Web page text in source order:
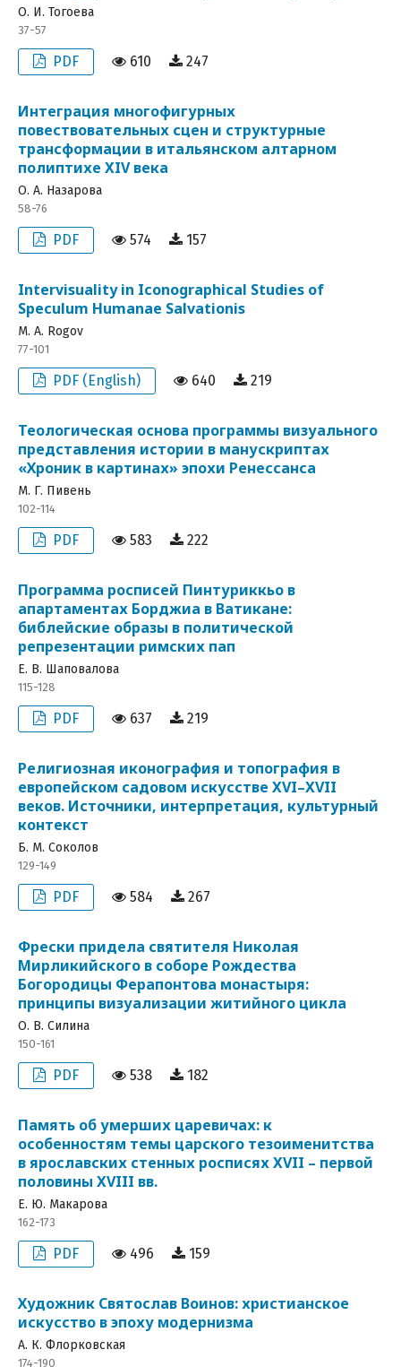
О. И. Тогоева
37-57
PDF 610 247
Интеграция многофигурных
повествовательных сцен и структурные
трансформации в итальянском алтарном
полиптихе XIV века
О. А. Назарова
58-76
PDF 574 157
Intervisuality in Iconographical Studies of
Speculum Humanae Salvationis
M. A. Rogov
77-101
PDF (English) 640 219
Теологическая основа программы визуального
представления истории в манускриптах
«Хроник в картинах» эпохи Ренессанса
М. Г. Пивень
102-114
PDF 583 222
Программа росписей Пинтуриккьо в
апартаментах Борджиа в Ватикане:
библейские образы в политической
репрезентации римских пап
Е. В. Шаповалова
115-128
PDF 637 219
Религиозная иконография и топография в
европейском садовом искусстве XVI–XVII
веков. Источники, интерпретация, культурный
контекст
Б. М. Соколов
129-149
PDF 584 267
Фрески придела святителя Николая
Мирликийского в соборе Рождества
Богородицы Ферапонтова монастыря:
принципы визуализации житийного цикла
О. В. Силина
150-161
PDF 538 182
Память об умерших царевичах: к
особенностям темы царского тезоименитства
в ярославских стенных росписях XVII – первой
половины XVIII вв.
Е. Ю. Макарова
162-173
PDF 496 159
Художник Святослав Воинов: христианское
искусство в эпоху модернизма
А. К. Флорковская
174-190